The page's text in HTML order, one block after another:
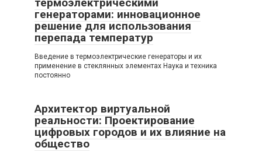
генераторами: инновационное
решение для использования
перепада температур
Введение в термоэлектрические генераторы и их
применение в стеклянных элементах Наука и техника
постоянно
Архитектор виртуальной
реальности: Проектирование
цифровых городов и их влияние на
общество